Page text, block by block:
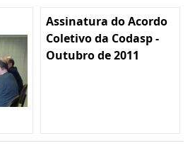
Assinatura do Acordo
Coletivo da Codasp -
Outubro de 2011